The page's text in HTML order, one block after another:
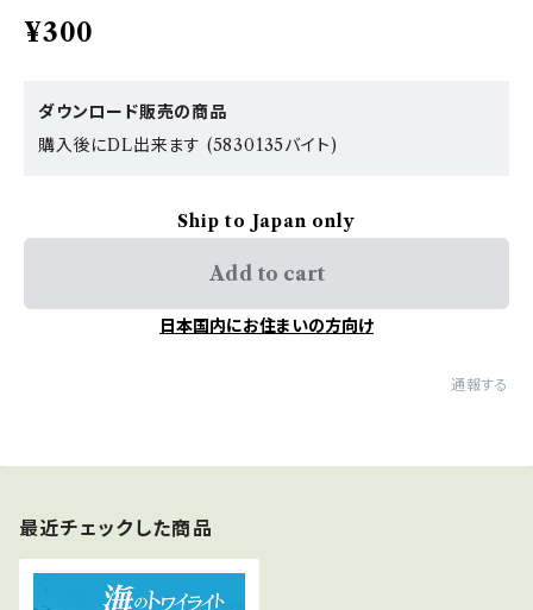
¥300
ダウンロード販売の商品
購入後にDL出来ます (5830135バイト)
Ship to Japan only
Add to cart
日本国内にお住まいの方向け
通報する
最近チェックした商品